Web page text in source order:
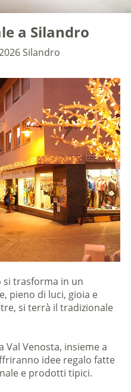
a Silandro
Silandro
si trasforma in un
pieno di luci, gioia e
si terrà il tradizionale
Venosta, insieme a
idee regalo fatte
e prodotti tipici.